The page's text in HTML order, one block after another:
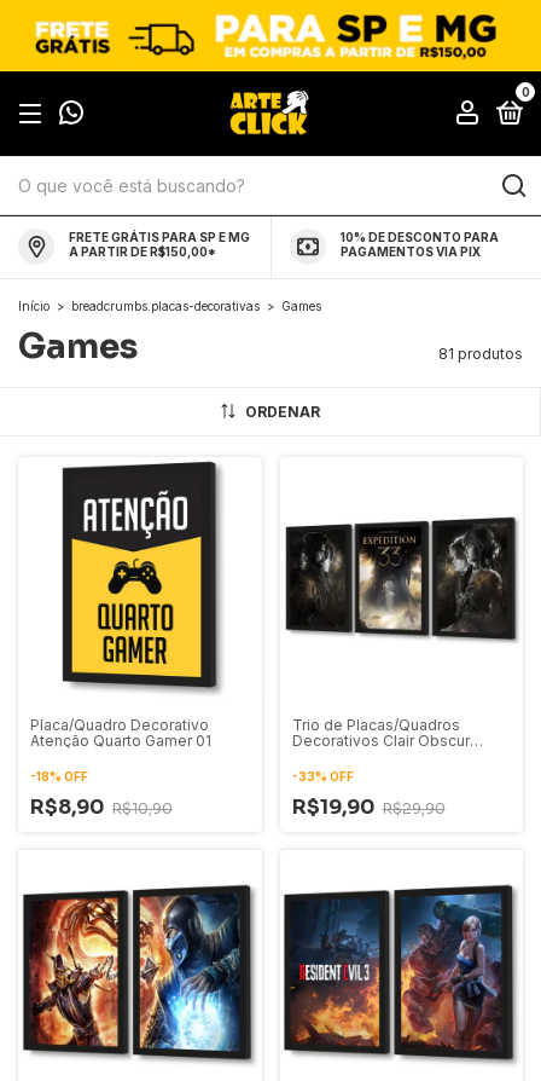
0
FRETE GRÁTIS PARA SP E MG
A PARTIR DE R$150,00*
10% DE DESCONTO PARA
PAGAMENTOS VIA PIX
Início > breadcrumbs.placas-decorativas > Games
Games 81 produtos
ORDENAR
Placa/Quadro Decorativo
Atenção Quarto Gamer 01
-18% OFF
R$8,90 R$10,90
Trio de Placas/Quadros
Decorativos Clair Obscur
-33% OFF
R$19,90 R$29,90